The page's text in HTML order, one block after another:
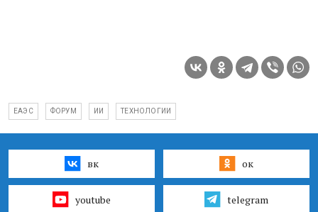
ЕАЭС ФОРУМ ИИ ТЕХНОЛОГИИ
вк ок
youtube telegram